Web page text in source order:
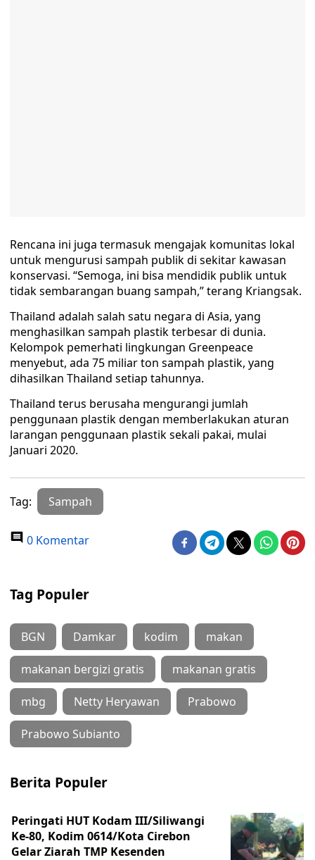
Rencana ini juga termasuk mengajak komunitas lokal
untuk mengurusi sampah publik di sekitar kawasan
konservasi. “Semoga, ini bisa mendidik publik untuk
tidak sembarangan buang sampah,” terang Kriangsak.
Thailand adalah salah satu negara di Asia, yang
menghasilkan sampah plastik terbesar di dunia.
Kelompok pemerhati lingkungan Greenpeace
menyebut, ada 75 miliar ton sampah plastik, yang
dihasilkan Thailand setiap tahunnya.
Thailand terus berusaha mengurangi jumlah
penggunaan plastik dengan memberlakukan aturan
larangan penggunaan plastik sekali pakai, mulai
Januari 2020.
Tag: Sampah
0 Komentar
Tag Populer
BGN Damkar kodim makan
makanan bergizi gratis makanan gratis
mbg Netty Heryawan Prabowo
Prabowo Subianto
Berita Populer
Peringati HUT Kodam III/Siliwangi
Ke-80, Kodim 0614/Kota Cirebon
Gelar Ziarah TMP Kesenden